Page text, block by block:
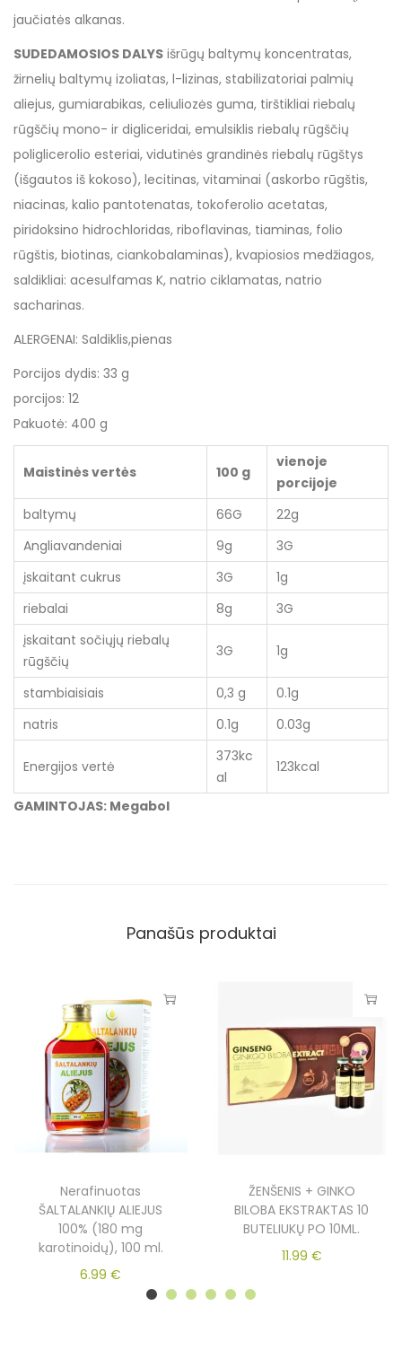
jaučiatės alkanas.
SUDEDAMOSIOS DALYS išrūgų baltymų koncentratas,
žirnelių baltymų izoliatas, l-lizinas, stabilizatoriai palmių
aliejus, gumiarabikas, celiuliozės guma, tirštikliai riebalų
rūgščių mono- ir digliceridai, emulsiklis riebalų rūgščių
poliglicerolio esteriai, vidutinės grandinės riebalų rūgštys
(išgautos iš kokoso), lecitinas, vitaminai (askorbo rūgštis,
niacinas, kalio pantotenatas, tokoferolio acetatas,
piridoksino hidrochloridas, riboflavinas, tiaminas, folio
rūgštis, biotinas, ciankobalaminas), kvapiosios medžiagos,
saldikliai: acesulfamas K, natrio ciklamatas, natrio
sacharinas.
ALERGENAI: Saldiklis,pienas
Porcijos dydis: 33 g
porcijos: 12
Pakuotė: 400 g
Maistinės vertės 100 g
vienoje
porcijoje
baltymų
66G
22g
Angliavandeniai
9g
3G
įskaitant cukrus
3G
1g
riebalai
8g
3G
įskaitant sočiųjų riebalų
rūgščių
3G 1g
stambiaisiais 0,3 g
0.1g
natris
0.1g 0.03g
Energijos vertė
373kc
al
123kcal
GAMINTOJAS: Megabol
Panašūs produktai
Nerafinuotas
ŠALTALANKIŲ ALIEJUS
100% (180 mg
karotinoidų), 100 ml.
6.99 €
ŽENŠENIS + GINKO
BILOBA EKSTRAKTAS 10
BUTELIUKŲ PO 10ML.
11.99 €